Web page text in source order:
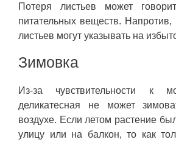
Потеря листьев может
питательных веществ. Напротив,
листьев могут указывать на
Зимовка
Из-за чувствительности к
деликатесная не может
воздухе. Если летом растение
улицу или на балкон, то как